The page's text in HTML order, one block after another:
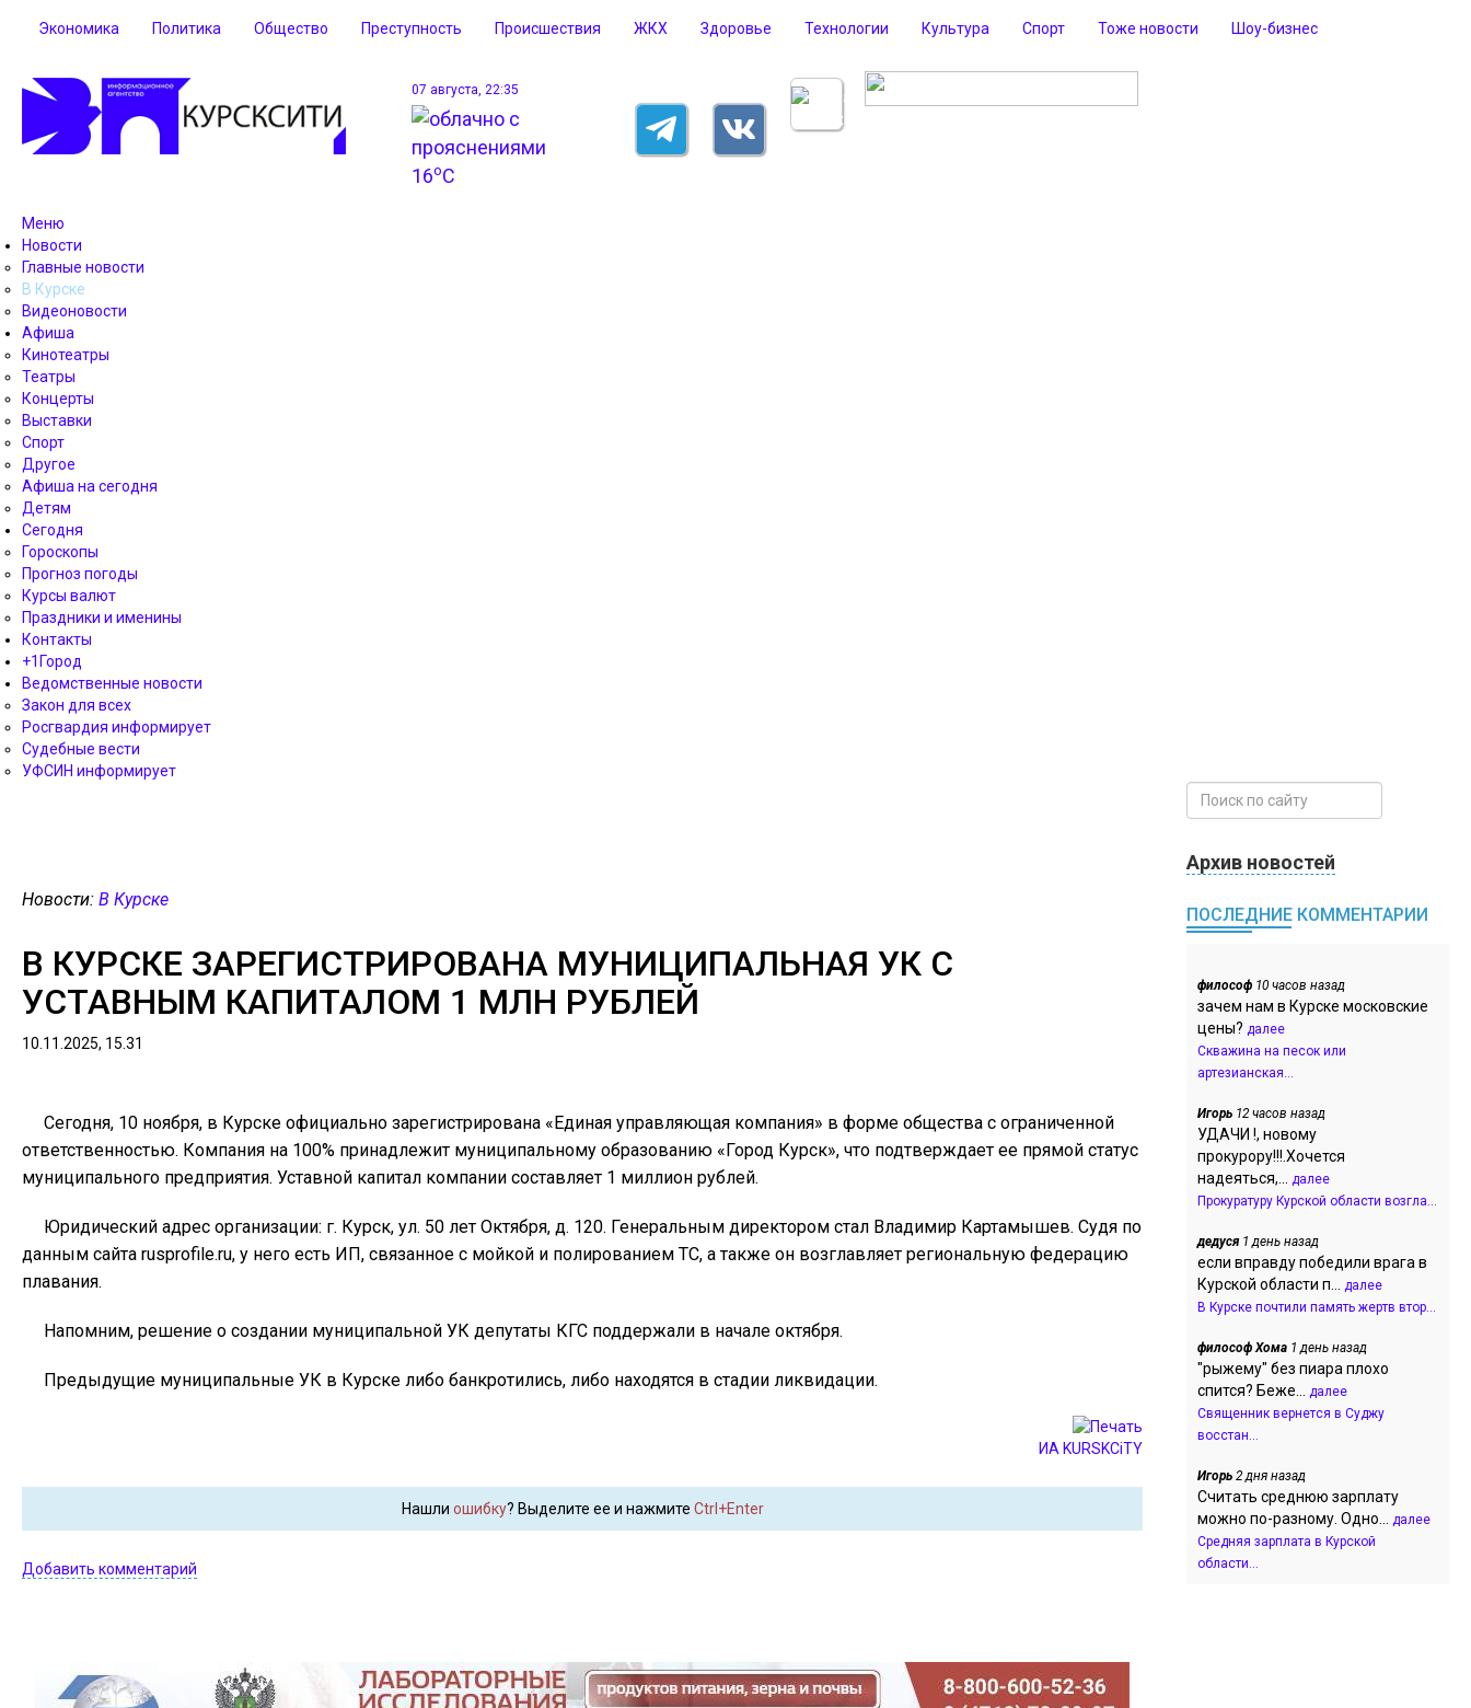
Экономика Политика Общество Преступность Происшествия ЖКХ Здоровье Технологии Культура Спорт Тоже новости Шоу-бизнес
07 августа, 22:35
16oC
Меню
Новости
Главные новости
В Курске
Видеоновости
Афиша
Кинотеатры
Театры
Концерты
Выставки
Спорт
Другое
Афиша на сегодня
Детям
Сегодня
Гороскопы
Прогноз погоды
Курсы валют
Праздники и именины
Контакты
+1Город
Ведомственные новости
Закон для всех
Росгвардия информирует
Судебные вести
УФСИН информирует
Новости: В Курске
В КУРСКЕ ЗАРЕГИСТРИРОВАНА МУНИЦИПАЛЬНАЯ УК С
УСТАВНЫМ КАПИТАЛОМ 1 МЛН РУБЛЕЙ
10.11.2025, 15.31
Сегодня, 10 ноября, в Курске официально зарегистрирована «Единая управляющая компания» в форме общества с ограниченной
ответственностью. Компания на 100% принадлежит муниципальному образованию «Город Курск», что подтверждает ее прямой статус
муниципального предприятия. Уставной капитал компании составляет 1 миллион рублей.
Юридический адрес организации: г. Курск, ул. 50 лет Октября, д. 120. Генеральным директором стал Владимир Картамышев. Судя по
данным сайта rusprofile.ru, у него есть ИП, связанное с мойкой и полированием ТС, а также он возглавляет региональную федерацию
плавания.
Напомним, решение о создании муниципальной УК депутаты КГС поддержали в начале октября.
Предыдущие муниципальные УК в Курске либо банкротились, либо находятся в стадии ликвидации.
ИА KURSKCiTY
Нашли ошибку? Выделите ее и нажмите Ctrl+Enter
Добавить комментарий
Архив новостей
ПОСЛЕДНИЕ КОММЕНТАРИИ
философ 10 часов назад
зачем нам в Курске московские
цены? далее
Скважина на песок или
артезианская...
Игорь 12 часов назад
УДАЧИ !, новому
прокурору!!!.Хочется
надеяться,... далее
Прокуратуру Курской области возгла...
дедуся1 день назад
если вправду победили врага в
Курской области п... далее
В Курске почтили память жертв втор...
философ Хома 1 день назад
"рыжему" без пиара плохо
спится? Беже... далее
Священник вернется в Суджу
восстан...
Игорь 2 дня назад
Считать среднюю зарплату
можно по-разному. Одно... далее
Средняя зарплата в Курской
области...